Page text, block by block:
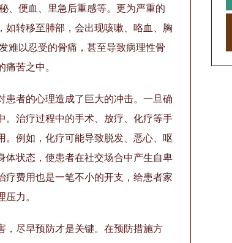
、便血、里急后重感等。更为严重的
如转移至肺部，会出现咳嗽、咯血、胸
难以忍受的骨痛，甚至导致病理性骨
苦之中。
患者的心理造成了巨大的冲击。一旦确
。治疗过程中的手术、放疗、化疗等手
。例如，化疗可能导致脱发、恶心、呕
体状态，使患者在社交场合中产生自卑
疗费用也是一笔不小的开支，给患者家
力。
，尽早预防才是关键。在预防措施方